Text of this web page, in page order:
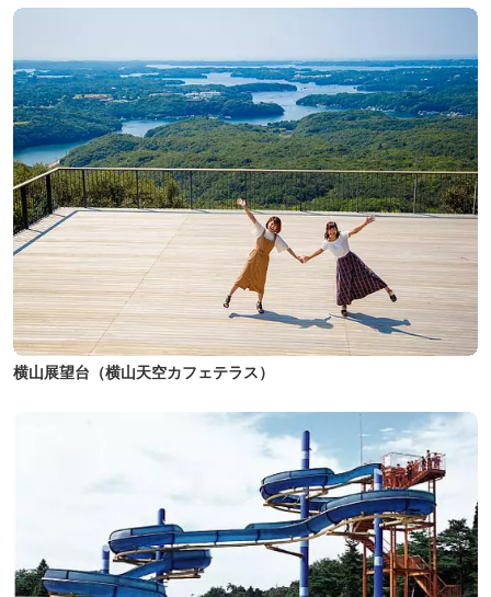
横山展望台（横山天空カフェテラス）